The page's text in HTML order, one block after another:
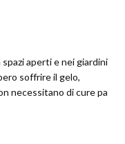
aperti e nei giardini
soffrire il gelo,
necessitano di cure pa